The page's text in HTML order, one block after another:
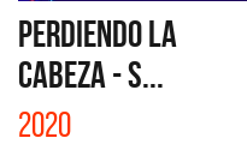
PERDIENDO LA
CABEZA - S...
2020